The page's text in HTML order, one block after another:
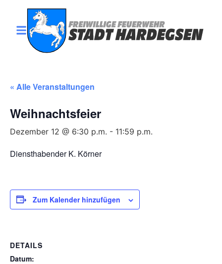
« Alle Veranstaltungen
Weihnachtsfeier
Dezember 12 @ 6:30 p.m. - 11:59 p.m.
Diensthabender K. Körner
Zum Kalender hinzufügen
DETAILS
Datum: